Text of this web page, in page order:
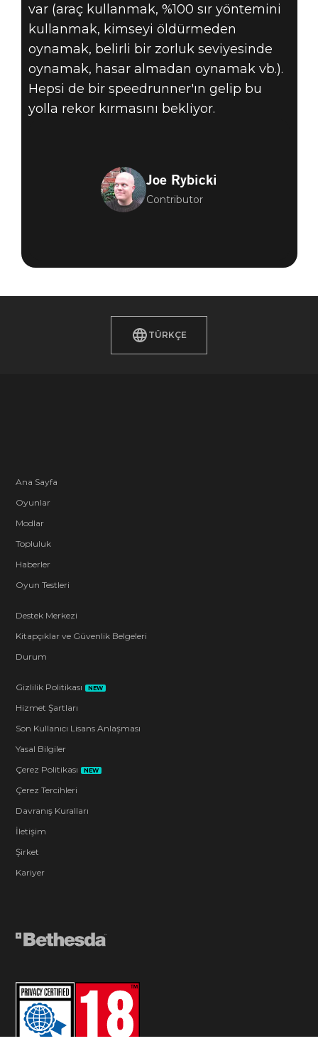
var (araç kullanmak, %100 sır yöntemini
kullanmak, kimseyi öldürmeden
oynamak, belirli bir zorluk seviyesinde
oynamak, hasar almadan oynamak vb.).
Hepsi de bir speedrunner'ın gelip bu
yolla rekor kırmasını bekliyor.
Joe Rybicki
Contributor
TÜRKÇE
Ana Sayfa
Oyunlar
Modlar
Topluluk
Haberler
Oyun Testleri
Destek Merkezi
Kitapçıklar ve Güvenlik Belgeleri
Durum
Gizlilik Politikası NEW
Hizmet Şartları
Son Kullanıcı Lisans Anlaşması
Yasal Bilgiler
Çerez Politikası
NEW
Çerez Tercihleri
Davranış Kuralları
İletişim
Şirket
Kariyer